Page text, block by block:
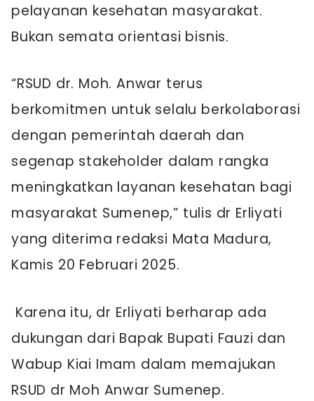
pelayanan kesehatan masyarakat.
Bukan semata orientasi bisnis.
“RSUD dr. Moh. Anwar terus
berkomitmen untuk selalu berkolaborasi
dengan pemerintah daerah dan
segenap stakeholder dalam rangka
meningkatkan layanan kesehatan bagi
masyarakat Sumenep,” tulis dr Erliyati
yang diterima redaksi Mata Madura,
Kamis 20 Februari 2025.
Karena itu, dr Erliyati berharap ada
dukungan dari Bapak Bupati Fauzi dan
Wabup Kiai Imam dalam memajukan
RSUD dr Moh Anwar Sumenep.